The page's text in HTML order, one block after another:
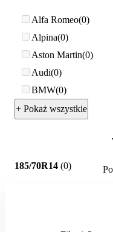
Alfa Romeo 0
Alpina 0
Aston Martin 0
Audi 0
BMW 0
+ Pokaż wszystkie
185/70R14 (0)